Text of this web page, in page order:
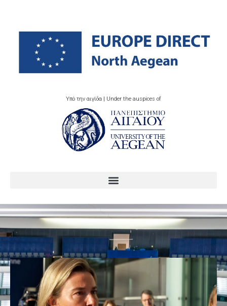
Υπό την αιγίδα | Under the auspices of